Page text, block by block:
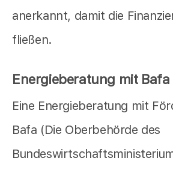
anerkannt, damit die
fließen.
Energieberatung mit
Eine Energieberatung mit
Bafa (Die Oberbehörde des